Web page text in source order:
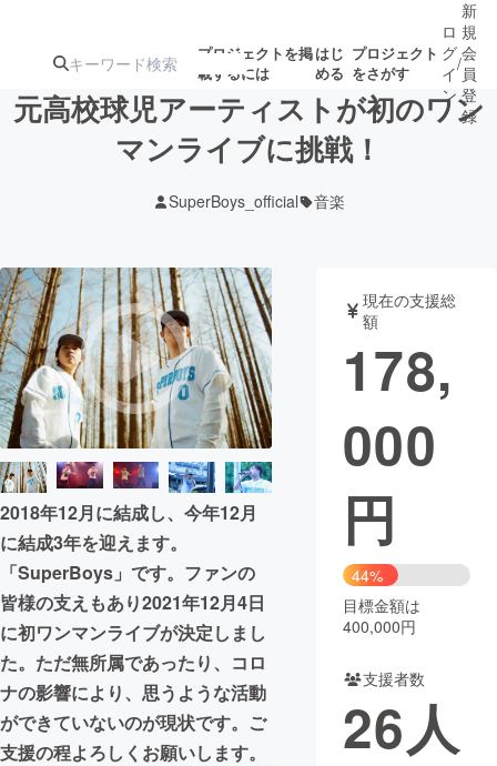
プロジェクトを掲
載するには
はじ
める
プロジェクト
をさがす
ジェクト
募集終了が近いプ
ロジェクト
アート・写真 音楽
テクノロジー・ガジェット ゲーム・サ
映像・映画
ビジネス・起業
まちづくり・地域活性化
CAMPFIRE for Social Good
CAMPFIRE Creation
CAMPFIREふるさと納税machi-ya コミュニティ
ロ
グ
イ
ン
/
新
規
会
員
登
録
元高校球児アーティストが初のワン
マンライブに挑戦！
SuperBoys_official 音楽
2018年12月に結成し、今年12月
に結成3年を迎えます。
「SuperBoys」です。ファンの
皆様の支えもあり2021年12月4日
に初ワンマンライブが決定しまし
た。ただ無所属であったり、コロ
ナの影響により、思うような活動
ができていないのが現状です。ご
支援の程よろしくお願いします。
現在の支援総
額
178,
000
円
44%
目標金額は
400,000円
支援者数
26人